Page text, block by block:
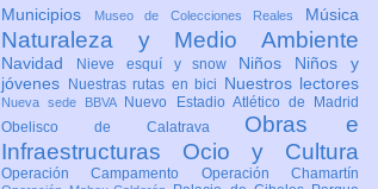
Municipios Museo de Colecciones Reales Música
Naturaleza y Medio Ambiente
Navidad Nieve esquí y snow Niños Niños y
jóvenes
Nuestras rutas en bici Nuestros lectores
Nueva sede BBVA
Nuevo Estadio Atlético de Madrid
Obelisco de Calatrava Obras e
Infraestructuras Ocio y Cultura
Operación Campamento Operación Chamartín